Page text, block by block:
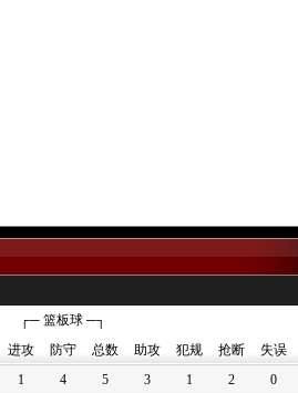
┌─ 篮板球 ─┐
进攻 防守 总数 助攻 犯规 抢断 失误
1 4 5 3 1 2 0